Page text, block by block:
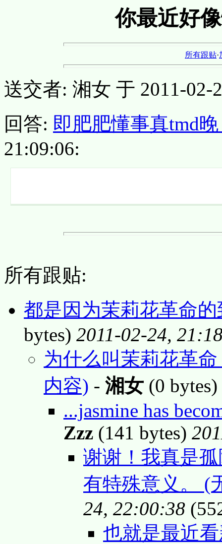
你最近好
所有跟贴·
送交者: 湘女 于 2011-02-
回答: 即肥肥懂事真tmd
21:09:06:
所有跟贴:
都是因为茉莉花革命
bytes) 2011-02-24,
为什么叫茉莉花革
内容) - 湘女 (0 bytes)
...jasmine has
Zzz (141 bytes)
谢谢！我真是
有特殊意义。 (
24, 22:00:38
也就是最近